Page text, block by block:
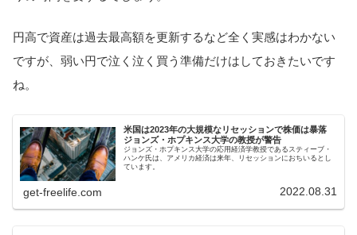
円高で資産は過去最高額を更新するなど全く実感はわかない
ですが、弱い円で泣く泣く買う準備だけはしておきたいです
ね。
米国は2023年の大規模なリセッションで株価は暴落
ジョンズ・ホプキンス大学の教授が警告
ジョンズ・ホプキンス大学の応用経済学教授であるスティーブ・
ハンケ氏は、アメリカ経済は来年、リセッションにおちいるとし
ています。
get-freelife.com 2022.08.31